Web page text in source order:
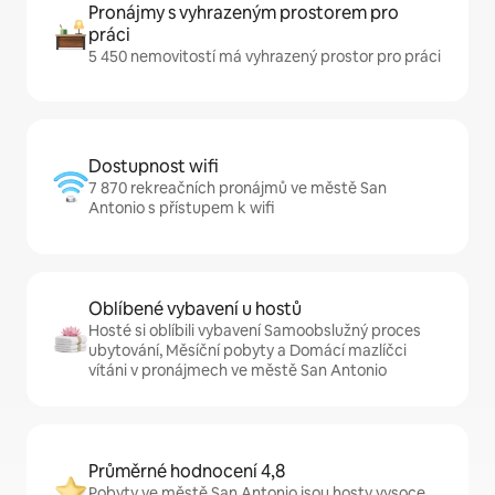
Pronájmy s vyhrazeným prostorem pro
práci
5 450 nemovitostí má vyhrazený prostor pro práci
Dostupnost wifi
7 870 rekreačních pronájmů ve městě San
Antonio s přístupem k wifi
Oblíbené vybavení u hostů
Hosté si oblíbili vybavení Samoobslužný proces
ubytování, Měsíční pobyty a Domácí mazlíčci
vítáni v pronájmech ve městě San Antonio
Průměrné hodnocení 4,8